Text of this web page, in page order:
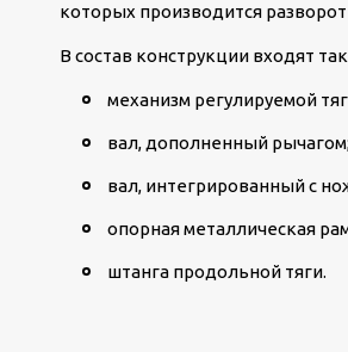
которых производится
В состав конструкции входят
механизм регулируемой
вал, дополненный
вал, интегрированный с
опорная металлическая
штанга продольной тяги.